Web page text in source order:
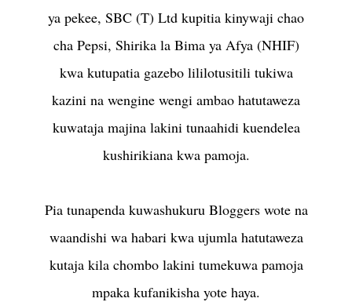
ya pekee, SBC (T) Ltd kupitia kinywaji chao
cha Pepsi, Shirika la Bima ya Afya (NHIF)
kwa kutupatia gazebo lililotusitili tukiwa
kazini na wengine wengi ambao hatutaweza
kuwataja majina lakini tunaahidi kuendelea
kushirikiana kwa pamoja.
Pia tunapenda kuwashukuru Bloggers wote na
waandishi wa habari kwa ujumla hatutaweza
kutaja kila chombo lakini tumekuwa pamoja
mpaka kufanikisha yote haya.